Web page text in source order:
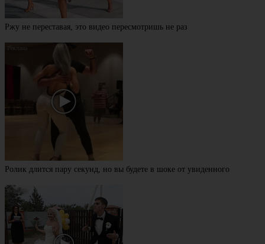
Ржу не переставая, это видео пересмотришь не раз
Ролик длится пару секунд, но вы будете в шоке от увиденного